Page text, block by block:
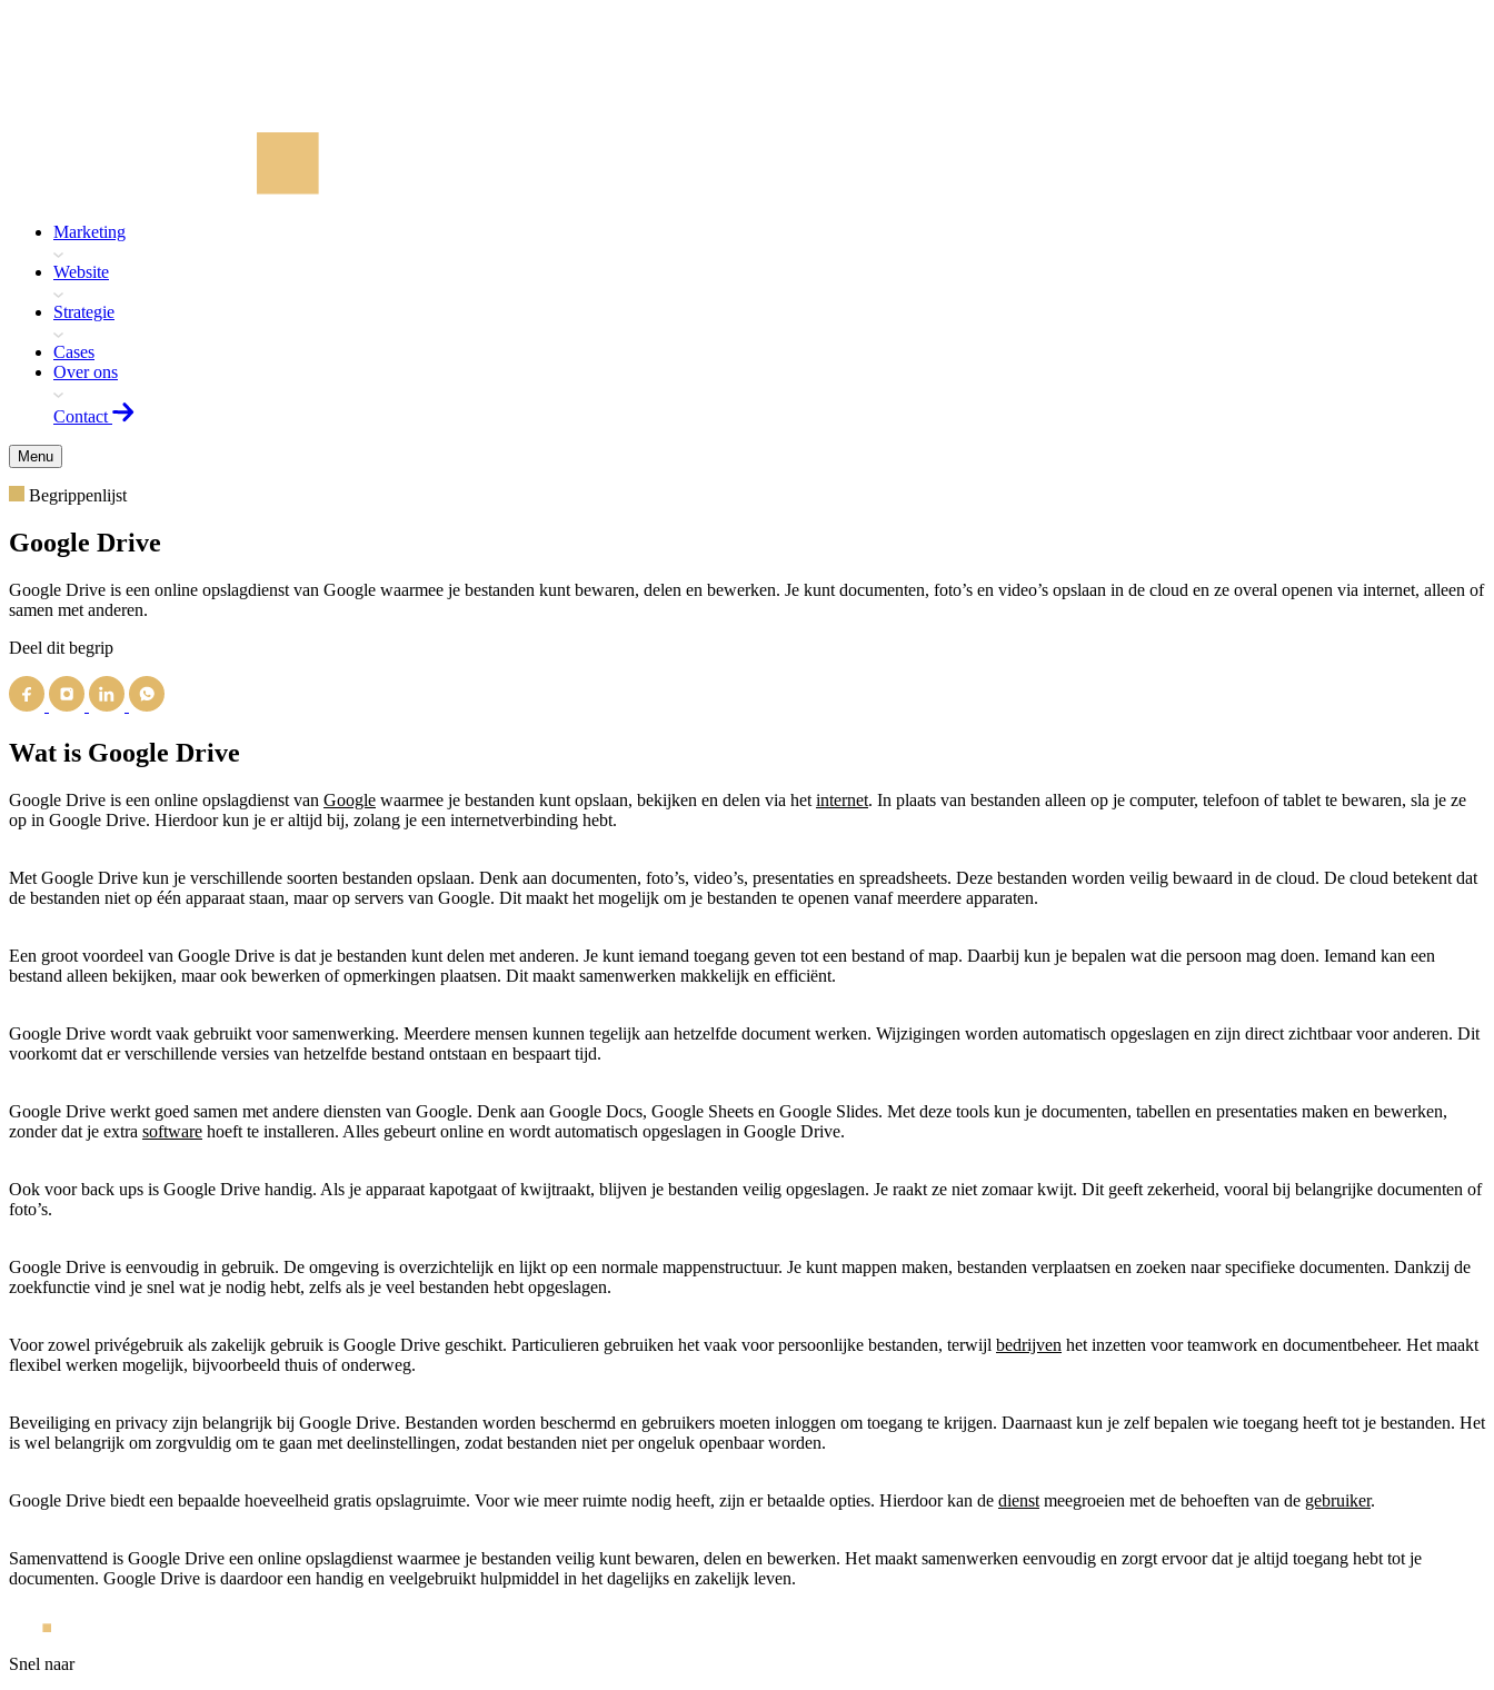
Marketing
Website
Strategie
Cases
Over ons
Contact
Menu
Begrippenlijst
Google Drive
Google Drive is een online opslagdienst van Google waarmee je bestanden kunt bewaren, delen en bewerken. Je kunt documenten, foto’s en video’s opslaan in de cloud en ze overal openen via internet, alleen of
samen met anderen.
Deel dit begrip
Wat is Google Drive
Google Drive is een online opslagdienst van Google waarmee je bestanden kunt opslaan, bekijken en delen via het internet. In plaats van bestanden alleen op je computer, telefoon of tablet te bewaren, sla je ze
op in Google Drive. Hierdoor kun je er altijd bij, zolang je een internetverbinding hebt.
Met Google Drive kun je verschillende soorten bestanden opslaan. Denk aan documenten, foto’s, video’s, presentaties en spreadsheets. Deze bestanden worden veilig bewaard in de cloud. De cloud betekent dat
de bestanden niet op één apparaat staan, maar op servers van Google. Dit maakt het mogelijk om je bestanden te openen vanaf meerdere apparaten.
Een groot voordeel van Google Drive is dat je bestanden kunt delen met anderen. Je kunt iemand toegang geven tot een bestand of map. Daarbij kun je bepalen wat die persoon mag doen. Iemand kan een
bestand alleen bekijken, maar ook bewerken of opmerkingen plaatsen. Dit maakt samenwerken makkelijk en efficiënt.
Google Drive wordt vaak gebruikt voor samenwerking. Meerdere mensen kunnen tegelijk aan hetzelfde document werken. Wijzigingen worden automatisch opgeslagen en zijn direct zichtbaar voor anderen. Dit
voorkomt dat er verschillende versies van hetzelfde bestand ontstaan en bespaart tijd.
Google Drive werkt goed samen met andere diensten van Google. Denk aan Google Docs, Google Sheets en Google Slides. Met deze tools kun je documenten, tabellen en presentaties maken en bewerken,
zonder dat je extra software hoeft te installeren. Alles gebeurt online en wordt automatisch opgeslagen in Google Drive.
Ook voor back ups is Google Drive handig. Als je apparaat kapotgaat of kwijtraakt, blijven je bestanden veilig opgeslagen. Je raakt ze niet zomaar kwijt. Dit geeft zekerheid, vooral bij belangrijke documenten of
foto’s.
Google Drive is eenvoudig in gebruik. De omgeving is overzichtelijk en lijkt op een normale mappenstructuur. Je kunt mappen maken, bestanden verplaatsen en zoeken naar specifieke documenten. Dankzij de
zoekfunctie vind je snel wat je nodig hebt, zelfs als je veel bestanden hebt opgeslagen.
Voor zowel privégebruik als zakelijk gebruik is Google Drive geschikt. Particulieren gebruiken het vaak voor persoonlijke bestanden, terwijl bedrijven het inzetten voor teamwork en documentbeheer. Het maakt
flexibel werken mogelijk, bijvoorbeeld thuis of onderweg.
Beveiliging en privacy zijn belangrijk bij Google Drive. Bestanden worden beschermd en gebruikers moeten inloggen om toegang te krijgen. Daarnaast kun je zelf bepalen wie toegang heeft tot je bestanden. Het
is wel belangrijk om zorgvuldig om te gaan met deelinstellingen, zodat bestanden niet per ongeluk openbaar worden.
Google Drive biedt een bepaalde hoeveelheid gratis opslagruimte. Voor wie meer ruimte nodig heeft, zijn er betaalde opties. Hierdoor kan de dienst meegroeien met de behoeften van de gebruiker.
Samenvattend is Google Drive een online opslagdienst waarmee je bestanden veilig kunt bewaren, delen en bewerken. Het maakt samenwerken eenvoudig en zorgt ervoor dat je altijd toegang hebt tot je
documenten. Google Drive is daardoor een handig en veelgebruikt hulpmiddel in het dagelijks en zakelijk leven.
Snel naar